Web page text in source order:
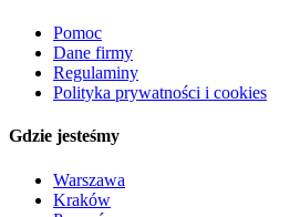
Pomoc
Dane firmy
Regulaminy
Polityka prywatności i cookies
Gdzie jesteśmy
Warszawa
Kraków